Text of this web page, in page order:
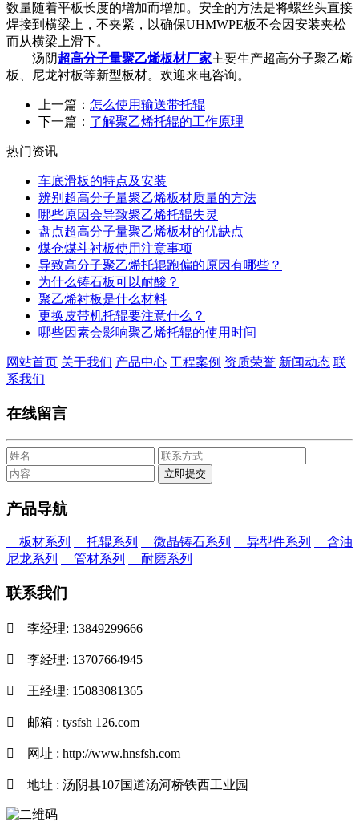
数量随着平板长度的增加而增加。安全的方法是将螺丝头直接
焊接到横梁上，不夹紧，以确保UHMWPE板不会因安装夹松
而从横梁上滑下。
汤阴超高分子量聚乙烯板材厂家主要生产超高分子聚乙烯
板、尼龙衬板等新型板材。欢迎来电咨询。
上一篇： 怎么使用输送带托辊
下一篇： 了解聚乙烯托辊的工作原理
热门资讯
车底滑板的特点及安装
辨别超高分子量聚乙烯板材质量的方法
哪些原因会导致聚乙烯托辊失灵
盘点超高分子量聚乙烯板材的优缺点
煤仓煤斗衬板使用注意事项
导致高分子聚乙烯托辊跑偏的原因有哪些？
为什么铸石板可以耐酸？
聚乙烯衬板是什么材料
更换皮带机托辊要注意什么？
哪些因素会影响聚乙烯托辊的使用时间
网站首页 关于我们 产品中心 工程案例 资质荣誉 新闻动态 联
系我们
在线留言
产品导航
板材系列 托辊系列 微晶铸石系列 异型件系列
含油
尼龙系列
管材系列 耐磨系列
联系我们
 李经理: 13849299666
 李经理: 13707664945
 王经理: 15083081365
 邮箱 : tysfsh 126.com
 网址 : http://www.hnsfsh.com
 地址 : 汤阴县107国道汤河桥铁西工业园